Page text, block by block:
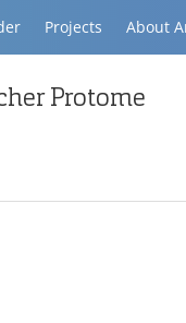
Projects About
Protome